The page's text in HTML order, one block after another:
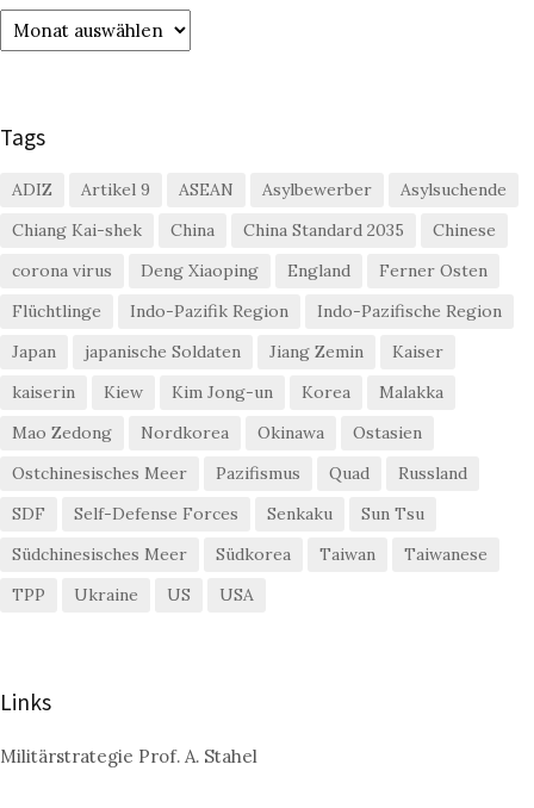
Archiv
Tags
ADIZ Artikel 9 ASEAN Asylbewerber
Asylsuchende
Chiang Kai-shek
China China Standard 2035
Chinese
corona virus
Deng Xiaoping England
Ferner Osten
Flüchtlinge
Indo-Pazifik Region
Indo-Pazifische Region
Japan
japanische Soldaten Jiang Zemin
Kaiser
kaiserin
Kiew Kim Jong-un Korea
Malakka
Mao Zedong
Nordkorea Okinawa
Ostasien
Ostchinesisches Meer
Pazifismus Quad
Russland
SDF
Self-Defense Forces Senkaku
Sun Tsu
Südchinesisches Meer
Südkorea Taiwan
Taiwanese
TPP
Ukraine US USA
Links
Militärstrategie Prof. A. Stahel